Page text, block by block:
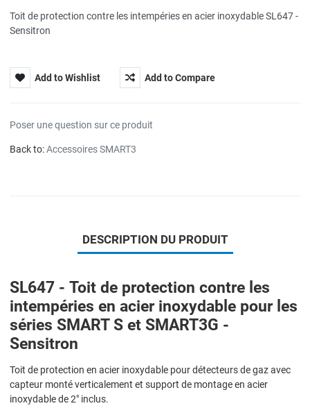
Toit de protection contre les intempéries en acier inoxydable SL647 -
Sensitron
Add to Wishlist Add to Compare
Poser une question sur ce produit
Back to:Accessoires SMART3
DESCRIPTION DU PRODUIT
SL647 - Toit de protection contre les
intempéries en acier inoxydable pour les
séries SMART S et SMART3G -
Sensitron
Toit de protection en acier inoxydable pour détecteurs de gaz avec
capteur monté verticalement et support de montage en acier
inoxydable de 2" inclus.